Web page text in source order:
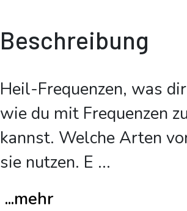
Beschreibung
Heil-Frequenzen, was
wie du mit Frequenzen
kannst. Welche Arten
sie nutzen. E ...
...mehr